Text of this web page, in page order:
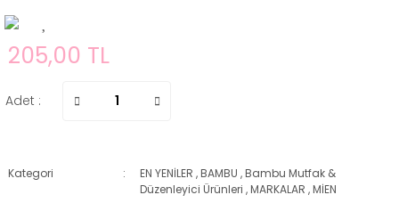
205,00 TL
Adet :
Kategori EN YENİLER ,BAMBU ,Bambu Mutfak &
Düzenleyici Ürünleri ,MARKALAR ,MİEN